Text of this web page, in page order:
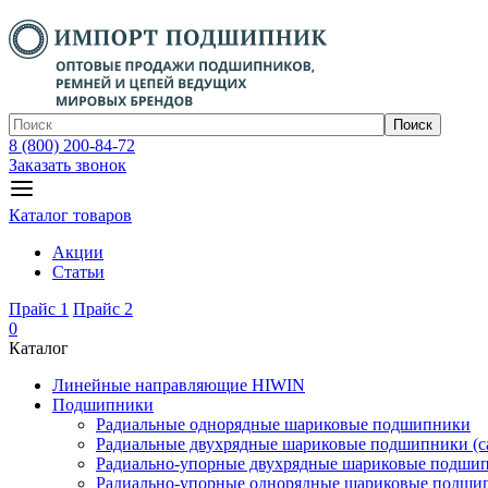
Поиск
8 (800) 200-84-72
Заказать звонок
Каталог товаров
Акции
Статьи
Прайс 1 Прайс 2
0
Каталог
Линейные направляющие HIWIN
Подшипники
Радиальные однорядные шариковые подшипники
Радиальные двухрядные шариковые подшипники
Радиально-упорные двухрядные шариковые
Радиально-упорные однорядные шариковые